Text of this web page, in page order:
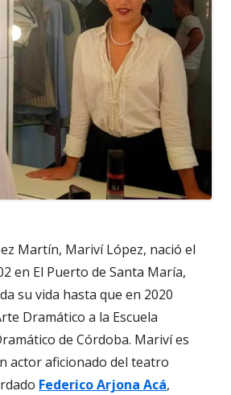
Martín, Mariví López, nació el
en El Puerto de Santa María,
su vida hasta que en 2020
Dramático a la Escuela
de Córdoba. Mariví es
actor aficionado del teatro
Federico Arjona Acá,